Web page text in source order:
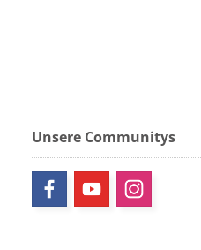
Unsere Communitys